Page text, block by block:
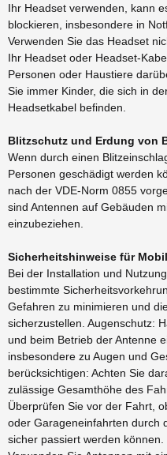
Ihr Headset verwenden, kann
blockieren, insbesondere in
Verwenden Sie das Headset
Ihr Headset oder Headset-
Personen oder Haustiere
Sie immer Kinder, die sich in
Headsetkabel befinden.
Blitzschutz und Erdung von
Wenn durch einen
Personen geschädigt werden
nach der VDE-Norm 0855
sind Antennen auf Gebäuden
einzubeziehen.
Sicherheitshinweise für
Bei der Installation und
bestimmte
Gefahren zu minimieren und
sicherzustellen. Augenschutz:
und beim Betrieb der Antenne
insbesondere zu Augen und
berücksichtigen: Achten Sie
zulässige Gesamthöhe des
Überprüfen Sie vor der Fahrt,
oder Garageneinfahrten durch
sicher passiert werden